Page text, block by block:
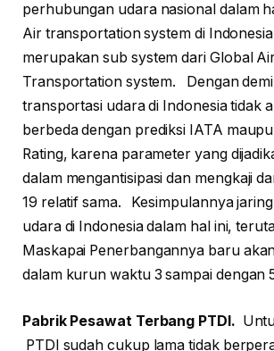
perhubungan udara nasional dalam
Air transportation system di
merupakan sub system dari Global
Transportation system. Dengan
transportasi udara di Indonesia tidak
berbeda dengan prediksi IATA
Rating, karena parameter yang
dalam mengantisipasi dan mengkaji
19 relatif sama. Kesimpulannya
udara di Indonesia dalam hal ini,
Maskapai Penerbangannya baru
dalam kurun waktu 3 sampai dengan
Pabrik Pesawat Terbang PTDI.
PTDI sudah cukup lama tidak